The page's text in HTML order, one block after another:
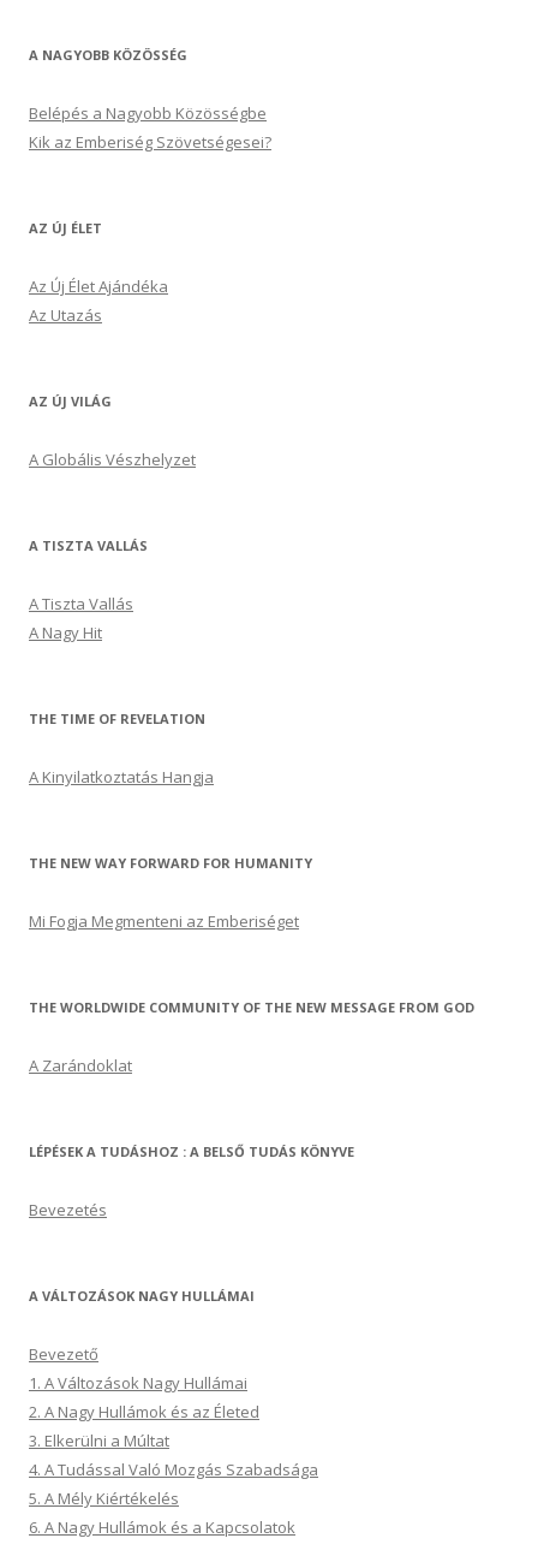
A NAGYOBB KÖZÖSSÉG
Belépés a Nagyobb Közösségbe
Kik az Emberiség Szövetségesei?
AZ ÚJ ÉLET
Az Új Élet Ajándéka
Az Utazás
AZ ÚJ VILÁG
A Globális Vészhelyzet
A TISZTA VALLÁS
A Tiszta Vallás
A Nagy Hit
THE TIME OF REVELATION
A Kinyilatkoztatás Hangja
THE NEW WAY FORWARD FOR HUMANITY
Mi Fogja Megmenteni az Emberiséget
THE WORLDWIDE COMMUNITY OF THE NEW MESSAGE FROM GOD
A Zarándoklat
LÉPÉSEK A TUDÁSHOZ : A BELSŐ TUDÁS KÖNYVE
Bevezetés
A VÁLTOZÁSOK NAGY HULLÁMAI
Bevezető
1. A Változások Nagy Hullámai
2. A Nagy Hullámok és az Életed
3. Elkerülni a Múltat
4. A Tudással Való Mozgás Szabadsága
5. A Mély Kiértékelés
6. A Nagy Hullámok és a Kapcsolatok